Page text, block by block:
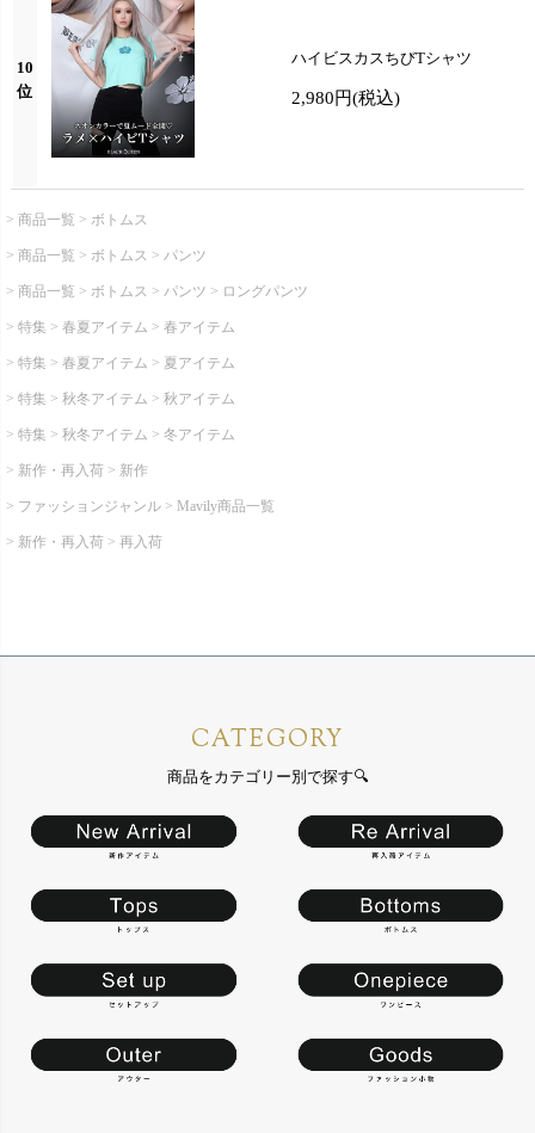
10
位
ハイビスカスちびTシャツ
2,980円(税込)
商品一覧 ボトムス
商品一覧 ボトムス パンツ
商品一覧 ボトムス パンツ ロングパンツ
特集 春夏アイテム 春アイテム
特集 春夏アイテム 夏アイテム
特集 秋冬アイテム 秋アイテム
特集 秋冬アイテム 冬アイテム
新作・再入荷 新作
ファッションジャンル Mavily商品一覧
新作・再入荷 再入荷
CATEGORY
商品をカテゴリー別で探す🔍